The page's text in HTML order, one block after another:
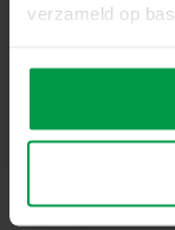
verzameld op
kunnen oefenen